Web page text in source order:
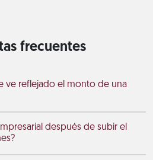
frecuentes
ve reflejado el monto de una
después de subir el